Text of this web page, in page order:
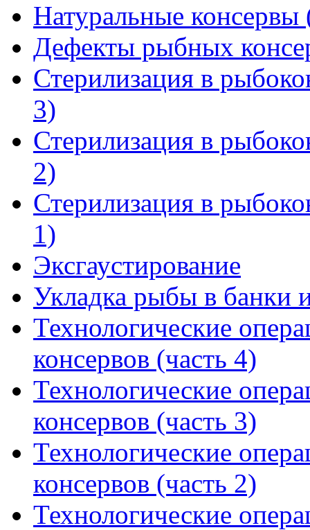
Натуральные консервы
Дефекты рыбных
Стерилизация в
3)
Стерилизация в
2)
Стерилизация в
1)
Эксгаустирование
Укладка рыбы в банки
Технологические
консервов (часть 4)
Технологические
консервов (часть 3)
Технологические
консервов (часть 2)
Технологические